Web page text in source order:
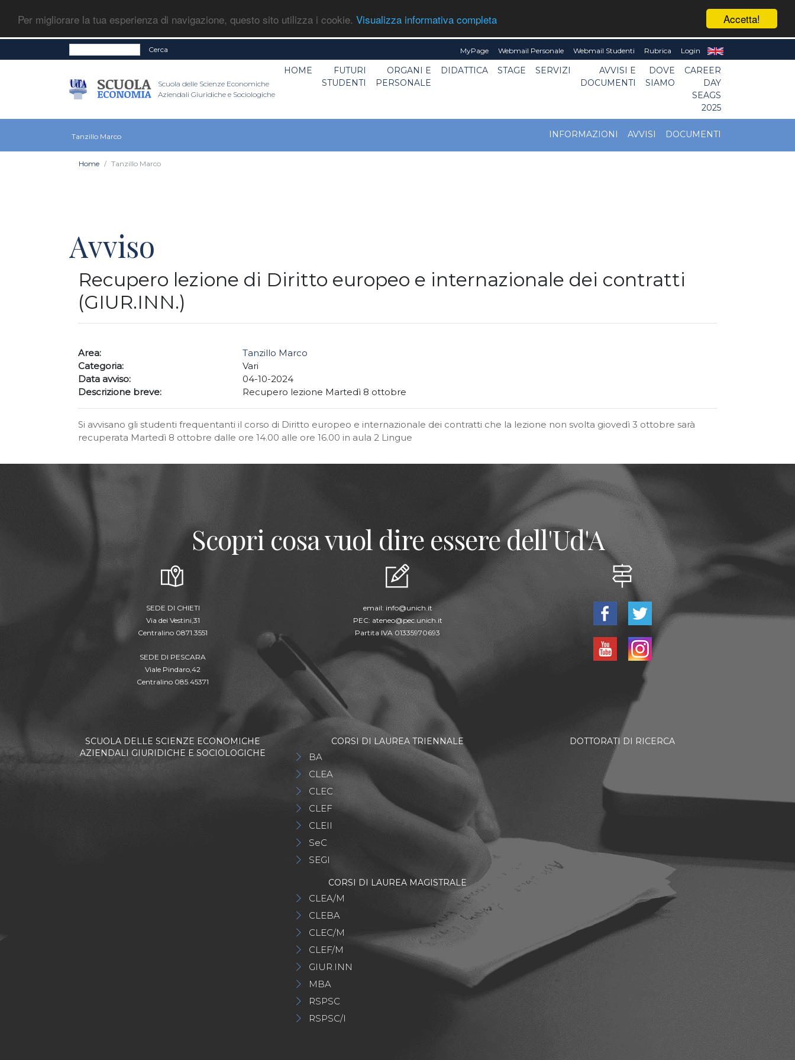
Accetta!
Per migliorare la tua esperienza di navigazione, questo sito utilizza i cookie. Visualizza informativa completa
Cerca MyPage Webmail Personale Webmail Studenti Rubrica Login
Scuola delle Scienze Economiche
Aziendali Giuridiche e Sociologiche
HOME
FUTURI
STUDENTI
ORGANI E
PERSONALE
DIDATTICA STAGE SERVIZI
AVVISI E
DOCUMENTI
DOVE
SIAMO
CAREER
DAY
SEAGS
2025
Tanzillo Marco INFORMAZIONI AVVISI DOCUMENTI
Home Tanzillo Marco
Avviso
Recupero lezione di Diritto europeo e internazionale dei contratti
(GIUR.INN.)
Area:
Tanzillo Marco
Categoria:
Vari
Data avviso:
04-10-2024
Descrizione breve:
Recupero lezione Martedì 8 ottobre
Si avvisano gli studenti frequentanti il corso di Diritto europeo e internazionale dei contratti che la lezione non svolta giovedì 3 ottobre sarà
recuperata Martedì 8 ottobre dalle ore 14.00 alle ore 16.00 in aula 2 Lingue
Scopri cosa vuol dire essere dell'Ud'A
SEDE DI CHIETI
Via dei Vestini,31
Centralino 0871.3551
SEDE DI PESCARA
Viale Pindaro,42
Centralino 085.45371
email: info@unich.it
PEC: ateneo@pec.unich.it
Partita IVA 01335970693
SCUOLA DELLE SCIENZE ECONOMICHE
AZIENDALI GIURIDICHE E SOCIOLOGICHE
CORSI DI LAUREA TRIENNALE
BA
CLEA
CLEC
CLEF
CLEII
SeC
SEGI
CORSI DI LAUREA MAGISTRALE
CLEA/M
CLEBA
CLEC/M
CLEF/M
GIUR.INN
MBA
RSPSC
RSPSC/I
DOTTORATI DI RICERCA